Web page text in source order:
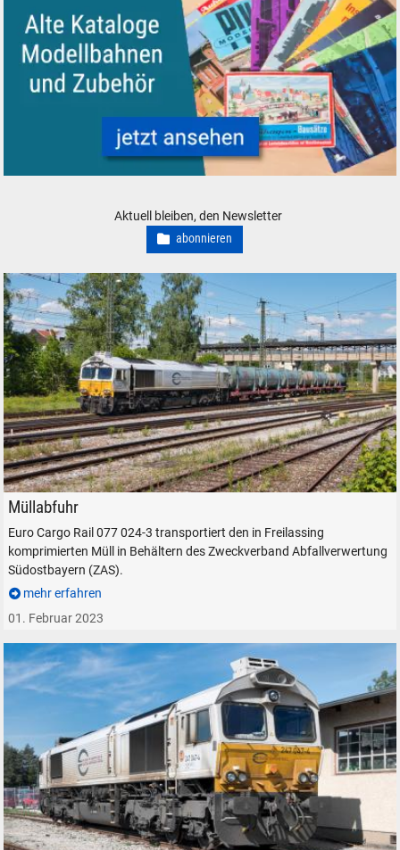
Aktuell bleiben, den Newsletter
abonnieren
ECR 077 024-3 in Freilassing, am 31. Mai 2021.
Müllabfuhr
Euro Cargo Rail 077 024-3 transportiert den in Freilassing
komprimierten Müll in Behältern des Zweckverband Abfallverwertung
Südostbayern (ZAS).
mehr erfahren
01. Februar 2023